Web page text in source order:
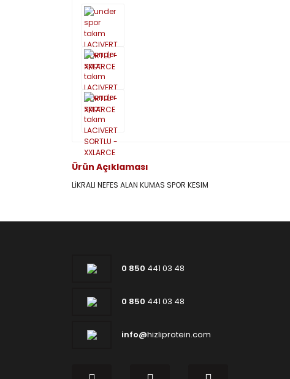
Ürün Açıklaması
LİKRALI NEFES ALAN KUMAS SPOR KESIM
0 850 441 03 48
0 850 441 03 48
info@hizliprotein.com